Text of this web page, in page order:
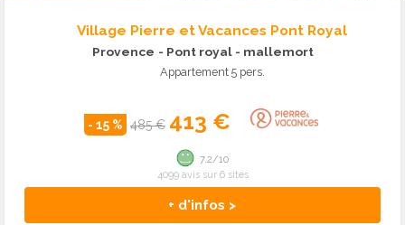
Village Pierre et Vacances Pont Royal
Provence - Pont royal - mallemort
Appartement 5 pers.
- 15 % 485 € 413 €
+ d'infos >
7.2/10
4099 avis sur 6 sites